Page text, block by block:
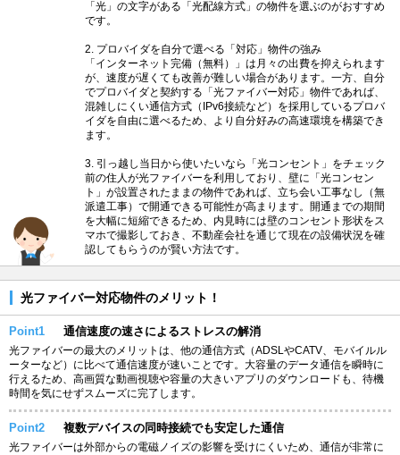
「光」の文字がある「光配線方式」の物件を選ぶのがおすすめ
です。
2. プロバイダを自分で選べる「対応」物件の強み
「インターネット完備（無料）」は月々の出費を抑えられます
が、速度が遅くても改善が難しい場合があります。一方、自分
でプロバイダと契約する「光ファイバー対応」物件であれば、
混雑しにくい通信方式（IPv6接続など）を採用しているプロバ
イダを自由に選べるため、より自分好みの高速環境を構築でき
ます。
3. 引っ越し当日から使いたいなら「光コンセント」をチェック
前の住人が光ファイバーを利用しており、壁に「光コンセン
ト」が設置されたままの物件であれば、立ち会い工事なし（無
派遣工事）で開通できる可能性が高まります。開通までの期間
を大幅に短縮できるため、内見時には壁のコンセント形状をス
マホで撮影しておき、不動産会社を通じて現在の設備状況を確
認してもらうのが賢い方法です。
光ファイバー対応物件のメリット！
Point1 通信速度の速さによるストレスの解消
光ファイバーの最大のメリットは、他の通信方式（ADSLやCATV、モバイルル
ーターなど）に比べて通信速度が速いことです。大容量のデータ通信を瞬時に
行えるため、高画質な動画視聴や容量の大きいアプリのダウンロードも、待機
時間を気にせずスムーズに完了します。
Point2 複数デバイスの同時接続でも安定した通信
光ファイバーは外部からの電磁ノイズの影響を受けにくいため、通信が非常に